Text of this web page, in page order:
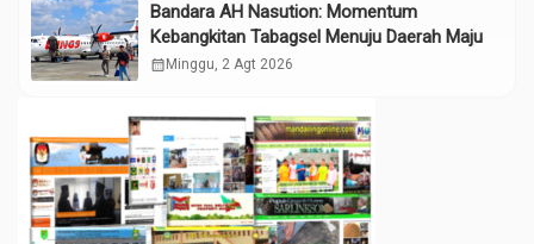
Bandara AH Nasution: Momentum
Kebangkitan Tabagsel Menuju Daerah Maju
calendar_month Minggu, 2 Agt 2026